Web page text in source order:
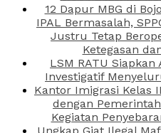
12 Dapur MBG di
IPAL Bermasalah,
Justru Tetap
Ketegasan
LSM RATU
Investigatif
Kantor Imigrasi Kelas
dengan
Kegiatan